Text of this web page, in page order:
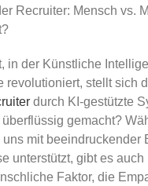
Recruiter: Mensch vs.
in der Künstliche
revolutioniert, stellt sich
durch KI-gestützte
gemacht?
mit beeindruckender
unterstützt, gibt es auch
Faktor, die